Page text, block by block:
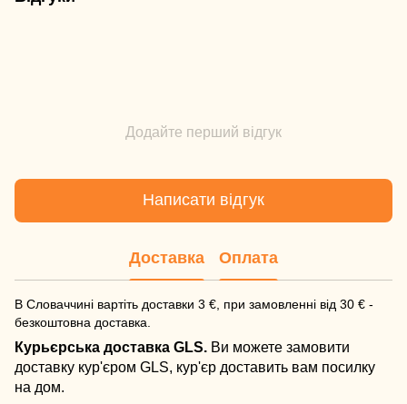
Додайте перший відгук
Написати відгук
Доставка Оплата
В Словаччині вартіть доставки 3 €, при замовленні від 30 € -
безкоштовна доставка.
Курьєрська доставка GLS. Ви можете замовити
доставку кур'єром GLS, кур'єр доставить вам посилку
на дом.